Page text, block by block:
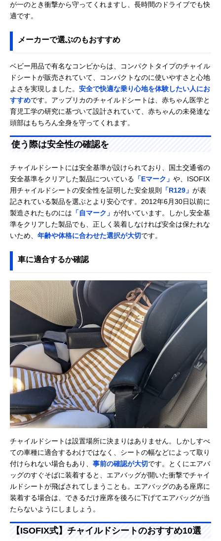
が一のとき衝撃から守ってくれますし、長時間のドライブでも快
適です。
メーカーで選ぶのもおすすめ
ベビー用品で有名なコンビからは、コンパクトタイプのチャイル
ドシートが販売されていて、コンパクトなのに使いやすさと心地
よさを実現しました。 安全で快適な乗り心地を体験したい人にお
すすめです。アップリカのチャイルドシートは、赤ちゃん医学と
育児工学の研究に基づいて設計されていて、赤ちゃんの未発達な
頭部はもちろん全身を守ってくれます。
使う際は安全性の確認を
チャイルドシートには安全基準が設けられており、国土交通省の
安全基準をクリアした製品についている 「Eマーク」 や、ISOFIX
用チャイルドシートの安全性を証明した安全規則
「R129」 が表
記されている製品を選ぶとより安心です。2012年6月30日以前に
製造されたものには 「自マーク」 が付いています。しかし安全基
準をクリアした製品でも、正しく装着しなければ安全は保たれな
いため、 年齢や体格に合わせた選択が大切です。
車に適合するか確認
チャイルドシートは設置場所に決まりはありません。しかしすべ
ての車種に適合するわけではなく、シートの幅などによって取り
付けられない場合もあり、 事前の確認が大切です。とくにエアバ
ッグのすぐそばに装着すると、エアバッグが開いた衝撃でチャイ
ルドシートが飛ばされてしまうことも。エアバッグのある座席に
装着する場合は、できるだけ座席を後ろに下げてエアバッグが当
たらないようにしましょう。
【ISOFIX式】チャイルドシートのおすすめ10選